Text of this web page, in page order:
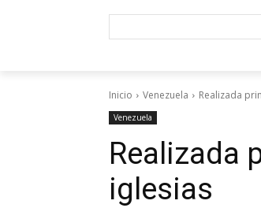
Inicio Venezuela Realizada
Venezuela
Realizada
iglesias